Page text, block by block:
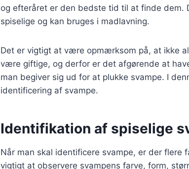
og efteråret er den bedste tid til at finde dem.
spiselige og kan bruges i madlavning.
Det er vigtigt at være opmærksom på, at ikke
være giftige, og derfor er det afgørende at
man begiver sig ud for at plukke svampe. I
identificering af svampe.
Identifikation af spiselige
Når man skal identificere svampe, er der flere
vigtigt at observere svampens farve, form,